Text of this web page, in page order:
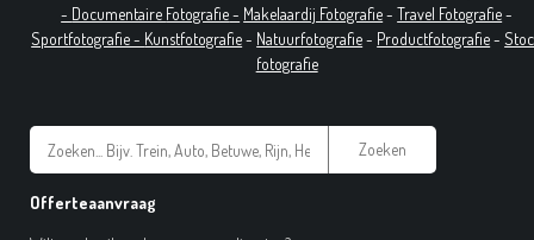
- Documentaire Fotografie- Makelaardij Fotografie-Travel Fotografie-
Sportfotografie - Kunstfotografie- Natuurfotografie- Productfotografie-
fotografie
Zoeken
Offerteaanvraag